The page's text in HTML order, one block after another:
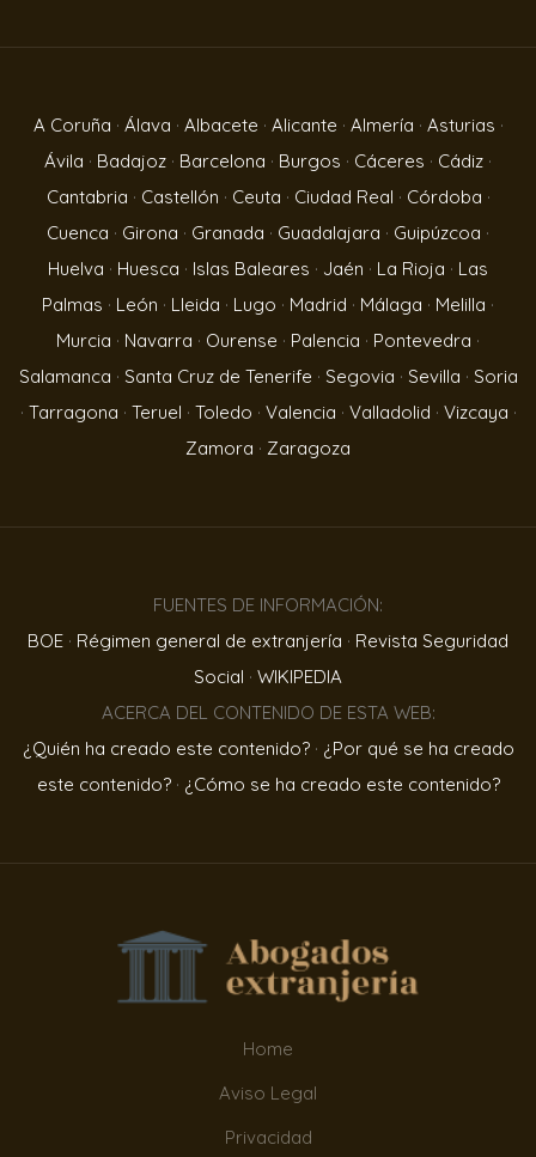
A Coruña · Álava · Albacete · Alicante · Almería · Asturias ·
Ávila · Badajoz · Barcelona · Burgos · Cáceres · Cádiz ·
Cantabria · Castellón · Ceuta · Ciudad Real · Córdoba ·
Cuenca · Girona · Granada · Guadalajara · Guipúzcoa ·
Huelva · Huesca · Islas Baleares · Jaén · La Rioja · Las
Palmas · León · Lleida · Lugo · Madrid · Málaga · Melilla ·
Murcia · Navarra · Ourense · Palencia · Pontevedra ·
Salamanca · Santa Cruz de Tenerife · Segovia · Sevilla · Soria
· Tarragona · Teruel · Toledo · Valencia · Valladolid · Vizcaya ·
Zamora · Zaragoza
FUENTES DE INFORMACIÓN:
BOE · Régimen general de extranjería · Revista Seguridad
Social · WIKIPEDIA
ACERCA DEL CONTENIDO DE ESTA WEB:
¿Quién ha creado este contenido?· ¿Por qué se ha creado
este contenido?· ¿Cómo se ha creado este contenido?
Home
Aviso Legal
Privacidad